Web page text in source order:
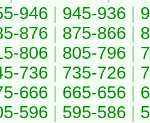
946 | 945-936 |
876 | 875-866 |
806 | 805-796 |
736 | 735-726 |
666 | 665-656 |
596 | 595-586 |